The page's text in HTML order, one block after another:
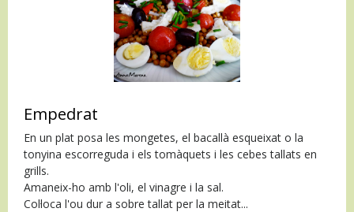
Empedrat
En un plat posa les mongetes, el bacallà esqueixat o la
tonyina escorreguda i els tomàquets i les cebes tallats en
grills.
Amaneix-ho amb l'oli, el vinagre i la sal.
Col·loca l'ou dur a sobre tallat per la meitat...